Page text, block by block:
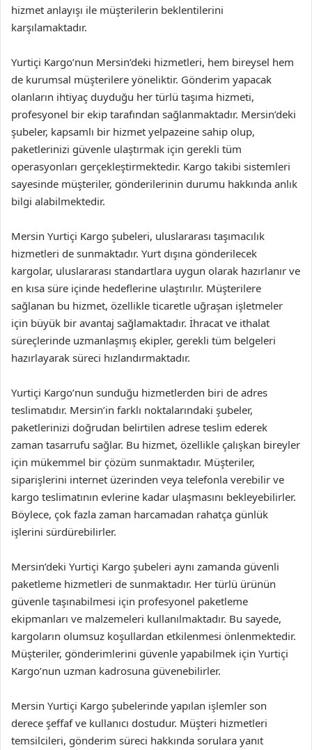
hizmet anlayışı ile müşterilerin beklentilerini
karşılamaktadır.
Yurtiçi Kargo’nun Mersin’deki hizmetleri, hem bireysel hem
de kurumsal müşterilere yöneliktir. Gönderim yapacak
olanların ihtiyaç duyduğu her türlü taşıma hizmeti,
profesyonel bir ekip tarafından sağlanmaktadır. Mersin’deki
şubeler, kapsamlı bir hizmet yelpazeine sahip olup,
paketlerinizi güvenle ulaştırmak için gerekli tüm
operasyonları gerçekleştirmektedir. Kargo takibi sistemleri
sayesinde müşteriler, gönderilerinin durumu hakkında anlık
bilgi alabilmektedir.
Mersin Yurtiçi Kargo şubeleri, uluslararası taşımacılık
hizmetleri de sunmaktadır. Yurt dışına gönderilecek
kargolar, uluslararası standartlara uygun olarak hazırlanır ve
en kısa süre içinde hedeflerine ulaştırılır. Müşterilere
sağlanan bu hizmet, özellikle ticaretle uğraşan işletmeler
için büyük bir avantaj sağlamaktadır. İhracat ve ithalat
süreçlerinde uzmanlaşmış ekipler, gerekli tüm belgeleri
hazırlayarak süreci hızlandırmaktadır.
Yurtiçi Kargo’nun sunduğu hizmetlerden biri de adres
teslimatıdır. Mersin’in farklı noktalarındaki şubeler,
paketlerinizi doğrudan belirtilen adrese teslim ederek
zaman tasarrufu sağlar. Bu hizmet, özellikle çalışkan bireyler
için mükemmel bir çözüm sunmaktadır. Müşteriler,
siparişlerini internet üzerinden veya telefonla verebilir ve
kargo teslimatının evlerine kadar ulaşmasını bekleyebilirler.
Böylece, çok fazla zaman harcamadan rahatça günlük
işlerini sürdürebilirler.
Mersin’deki Yurtiçi Kargo şubeleri aynı zamanda güvenli
paketleme hizmetleri de sunmaktadır. Her türlü ürünün
güvenle taşınabilmesi için profesyonel paketleme
ekipmanları ve malzemeleri kullanılmaktadır. Bu sayede,
kargoların olumsuz koşullardan etkilenmesi önlenmektedir.
Müşteriler, gönderimlerini güvenle yapabilmek için Yurtiçi
Kargo’nun uzman kadrosuna güvenebilirler.
Mersin Yurtiçi Kargo şubelerinde yapılan işlemler son
derece şeffaf ve kullanıcı dostudur. Müşteri hizmetleri
temsilcileri, gönderim süreci hakkında sorulara yanıt